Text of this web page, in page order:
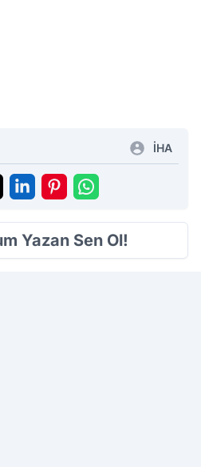
İHA
Yazan Sen Ol!